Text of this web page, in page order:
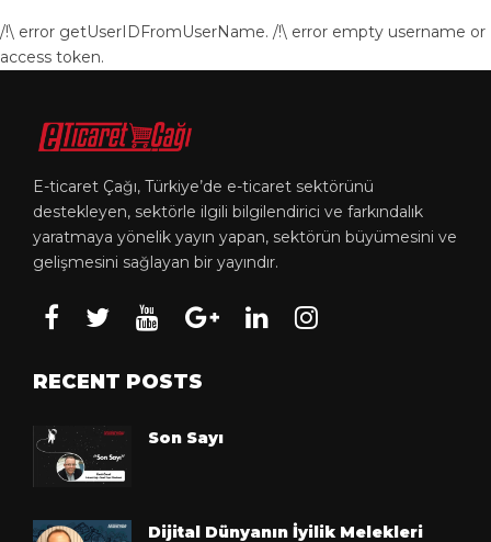
/!\ error getUserIDFromUserName. /!\ error empty username or
access token.
ETICARETCAGI
E-ticaret Çağı, Türkiye’de e-ticaret sektörünü
destekleyen, sektörle ilgili bilgilendirici ve farkındalık
yaratmaya yönelik yayın yapan, sektörün büyümesini ve
gelişmesini sağlayan bir yayındır.
RECENT POSTS
Son Sayı
Dijital Dünyanın İyilik Melekleri